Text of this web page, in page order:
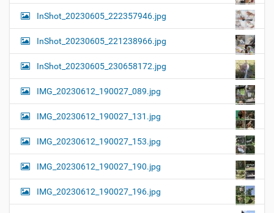
InShot_20230605_222357946.jpg
InShot_20230605_221238966.jpg
InShot_20230605_230658172.jpg
IMG_20230612_190027_089.jpg
IMG_20230612_190027_131.jpg
IMG_20230612_190027_153.jpg
IMG_20230612_190027_190.jpg
IMG_20230612_190027_196.jpg